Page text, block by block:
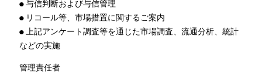
● 与信判断および与信管理
● リコール等、市場措置に関するご案内
● 上記アンケート調査等を通じた市場調査、流通分析、統計
などの実施
管理責任者